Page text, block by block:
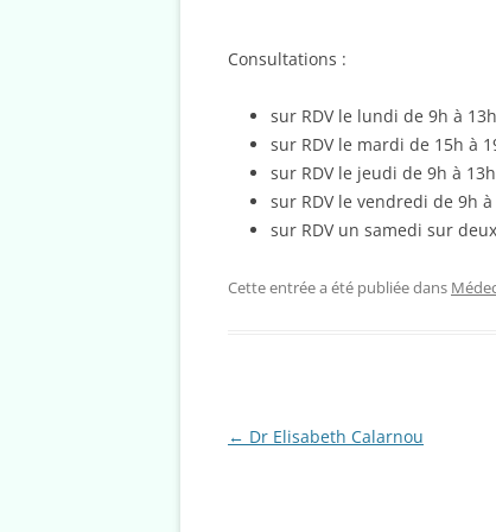
Consultations :
sur RDV le lundi de 9h à 13h
sur RDV le mardi de 15h à
sur RDV le jeudi de 9h à 13h
sur RDV le vendredi de 9h à
sur RDV un samedi sur
Cette entrée a été publiée dans
Navigation
← Dr Elisabeth Calarnou